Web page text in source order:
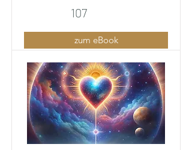
107
zum eBook